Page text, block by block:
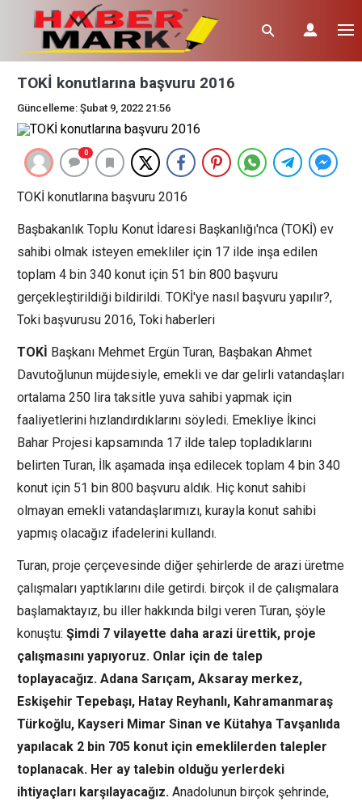
TOKİ konutlarına başvuru 2016
Güncelleme: Şubat 9, 2022 21:56
0
TOKİ konutlarına başvuru 2016
Başbakanlık Toplu Konut İdaresi Başkanlığı'nca (TOKİ) ev
sahibi olmak isteyen emekliler için 17 ilde inşa edilen
toplam 4 bin 340 konut için 51 bin 800 başvuru
gerçekleştirildiği bildirildi. TOKİ'ye nasıl başvuru yapılır?,
Toki başvurusu 2016, Toki haberleri
TOKİ Başkanı Mehmet Ergün Turan, Başbakan Ahmet
Davutoğlunun müjdesiyle, emekli ve dar gelirli vatandaşları
ortalama 250 lira taksitle yuva sahibi yapmak için
faaliyetlerini hızlandırdıklarını söyledi. Emekliye İkinci
Bahar Projesi kapsamında 17 ilde talep topladıklarını
belirten Turan, İlk aşamada inşa edilecek toplam 4 bin 340
konut için 51 bin 800 başvuru aldık. Hiç konut sahibi
olmayan emekli vatandaşlarımızı, kurayla konut sahibi
yapmış olacağız ifadelerini kullandı.
Turan, proje çerçevesinde diğer şehirlerde de arazi üretme
çalışmaları yaptıklarını dile getirdi. birçok il de çalışmalara
başlamaktayız, bu iller hakkında bilgi veren Turan, şöyle
konuştu: Şimdi 7 vilayette daha arazi ürettik, proje
çalışmasını yapıyoruz. Onlar için de talep
toplayacağız. Adana Sarıçam, Aksaray merkez,
Eskişehir Tepebaşı, Hatay Reyhanlı, Kahramanmaraş
Türkoğlu, Kayseri Mimar Sinan ve Kütahya Tavşanlıda
yapılacak 2 bin 705 konut için emeklilerden talepler
toplanacak. Her ay talebin olduğu yerlerdeki
ihtiyaçları karşılayacağız. Anadolunun birçok şehrinde,